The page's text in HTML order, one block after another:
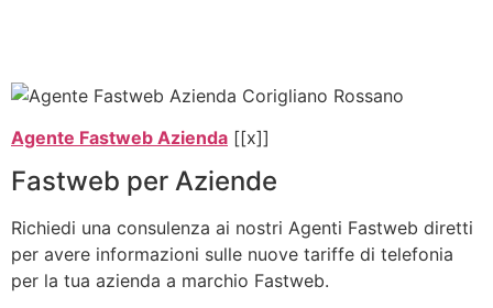
Agente Fastweb Azienda [[x]]
Fastweb per Aziende
Richiedi una consulenza ai nostri Agenti Fastweb diretti
per avere informazioni sulle nuove tariffe di telefonia
per la tua azienda a marchio Fastweb.